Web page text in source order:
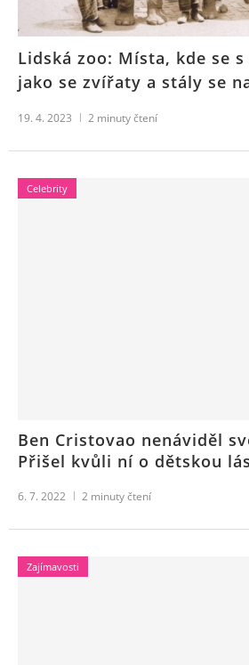
Lidská zoo: Místa, kde se
jako se zvířaty a stály se
19. 4. 2023 2 minuty čtení
Celebrity
Ben Cristovao nenáviděl
Přišel kvůli ní o dětskou
6. 7. 2022 2 minuty čtení
Zajímavosti